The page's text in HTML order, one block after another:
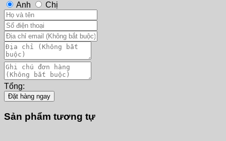
Anh
Chị
Tổng:
Đặt hàng ngay
Sản phẩm tương tự